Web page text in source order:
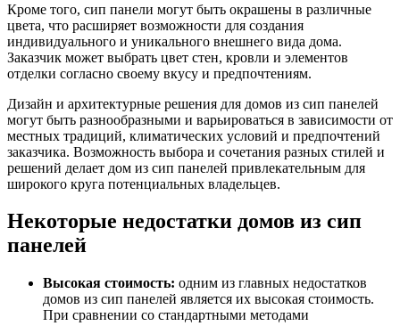
Кроме того, сип панели могут быть окрашены в различные
цвета, что расширяет возможности для создания
индивидуального и уникального внешнего вида дома.
Заказчик может выбрать цвет стен, кровли и элементов
отделки согласно своему вкусу и предпочтениям.
Дизайн и архитектурные решения для домов из сип панелей
могут быть разнообразными и варьироваться в зависимости от
местных традиций, климатических условий и предпочтений
заказчика. Возможность выбора и сочетания разных стилей и
решений делает дом из сип панелей привлекательным для
широкого круга потенциальных владельцев.
Некоторые недостатки домов из сип
панелей
Высокая стоимость: одним из главных недостатков
домов из сип панелей является их высокая стоимость.
При сравнении со стандартными методами